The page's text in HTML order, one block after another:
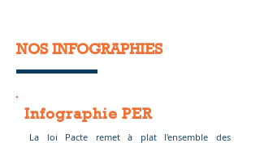
NOS INFOGRAPHIES
Infographie PER
La loi Pacte remet à plat l'ensemble des